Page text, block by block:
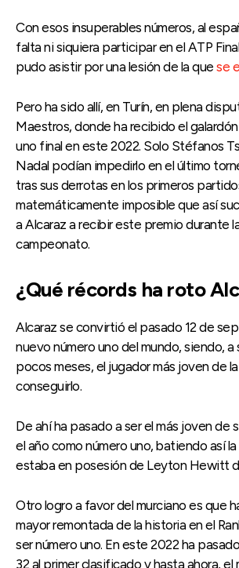
Con esos insuperables números, al
falta ni siquiera participar en el ATP
pudo asistir por una lesión de la que se
Pero ha sido allí, en Turín, en plena
Maestros, donde ha recibido el
uno final en este 2022. Solo Stéfanos
Nadal podían impedirlo en el último
tras sus derrotas en los primeros
matemáticamente imposible que así
a Alcaraz a recibir este premio durante
campeonato.
¿Qué récords ha roto
Alcaraz se convirtió el pasado 12 de
nuevo número uno del mundo, siendo, a
pocos meses, el jugador más joven de
conseguirlo.
De ahí ha pasado a ser el más joven de
el año como número uno, batiendo así
estaba en posesión de Leyton Hewitt
Otro logro a favor del murciano es que
mayor remontada de la historia en el
ser número uno. En este 2022 ha
32 al primer clasificado y hasta ahora, el